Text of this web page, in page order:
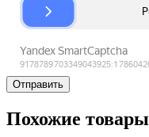
Отправить
Похожие товары